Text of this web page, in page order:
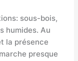
sous-bois,
humides. Au
la présence
presque